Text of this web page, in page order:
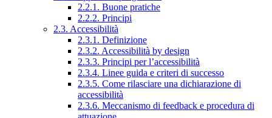
2.2.1. Buone pratiche
2.2.2. Principi
2.3. Accessibilità
2.3.1. Definizione
2.3.2. Accessibilità by design
2.3.3. Principi per l’accessibilità
2.3.4. Linee guida e criteri di successo
2.3.5. Come rilasciare una dichiarazione di
accessibilità
2.3.6. Meccanismo di feedback e procedura di